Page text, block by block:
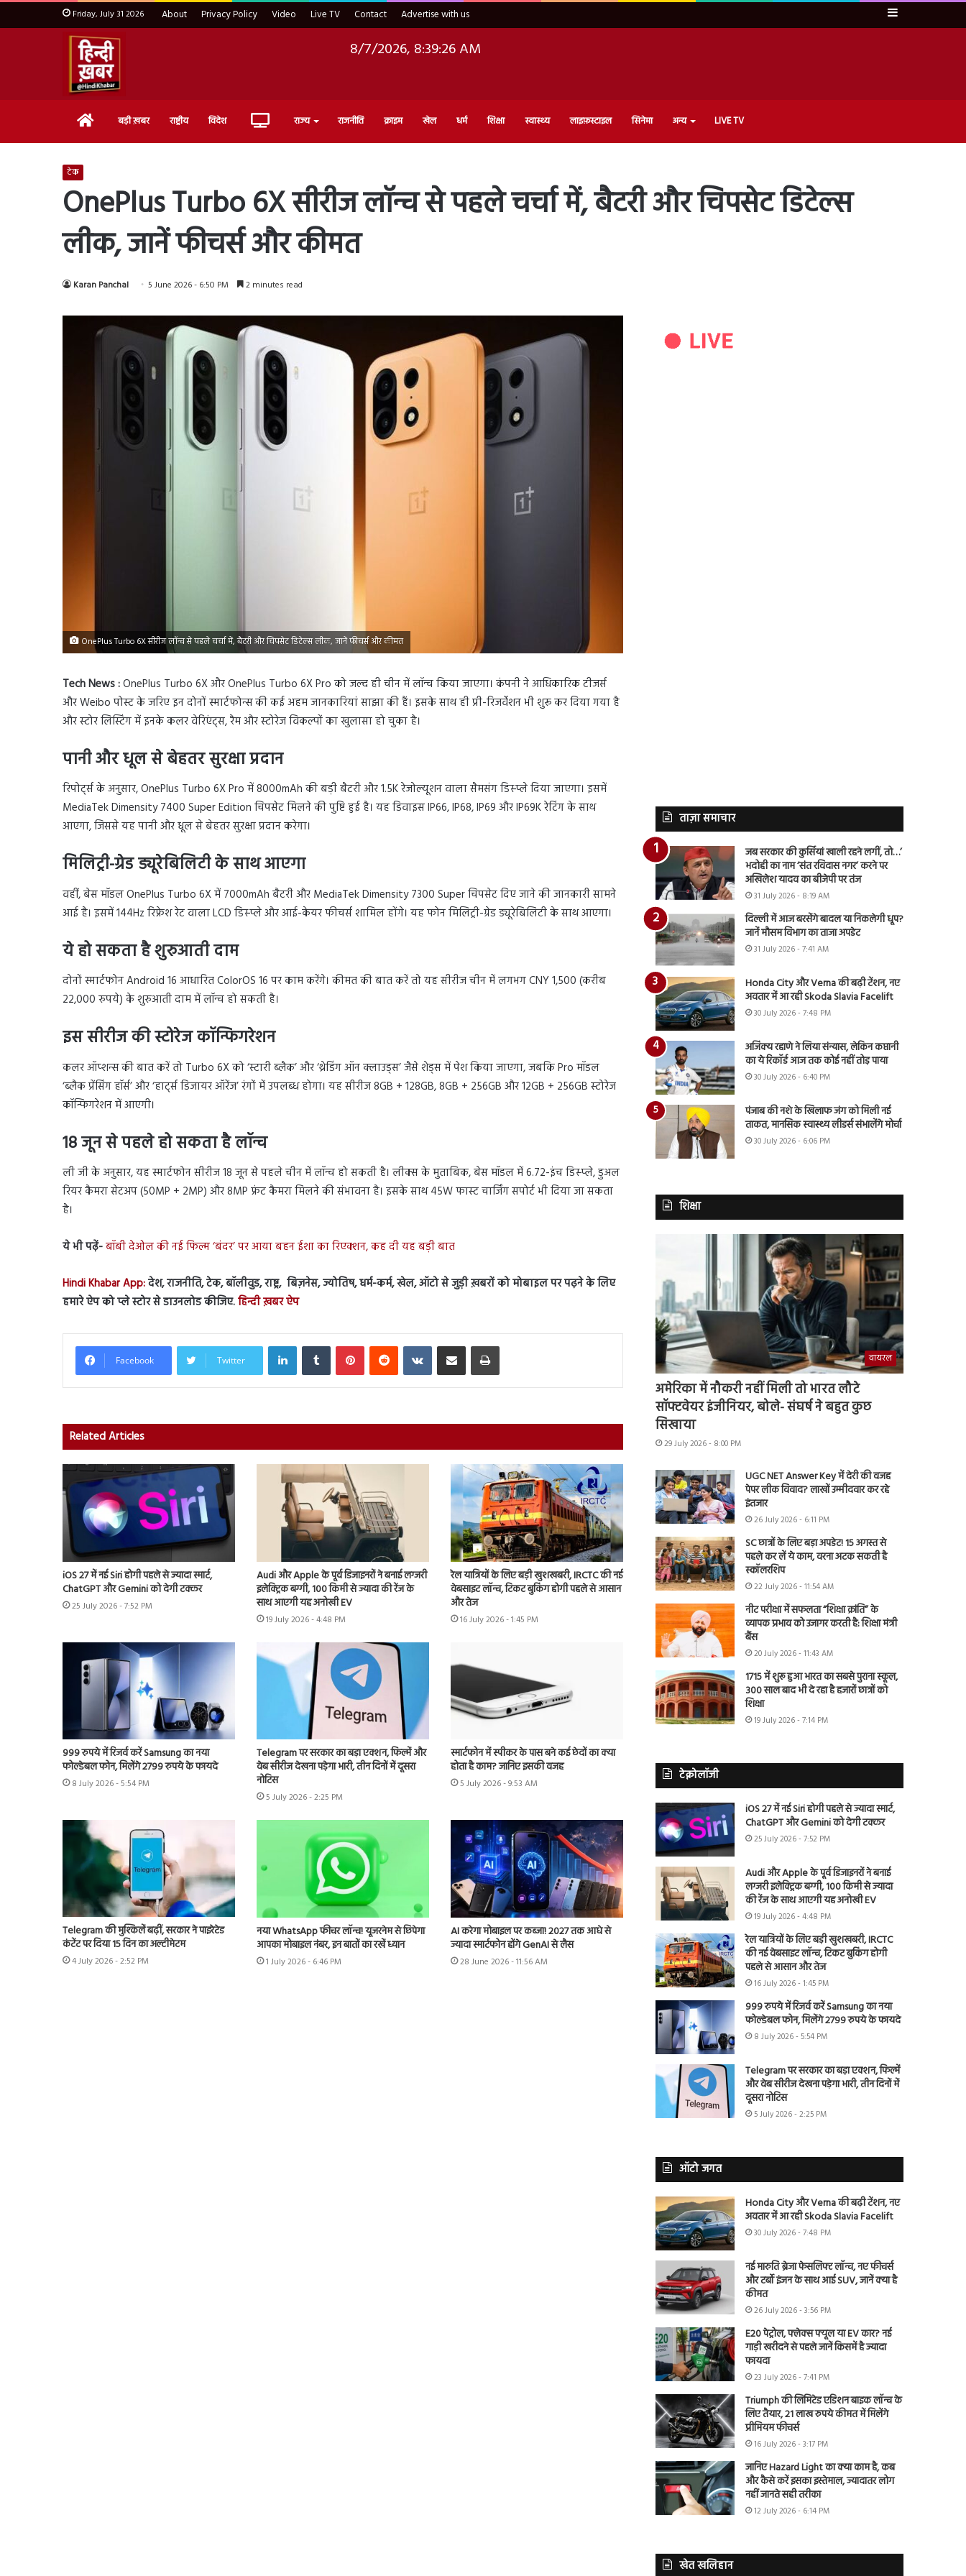
Friday, July 31 2026 About Privacy Policy Video Live TV Contact Advertise with us Sidebar
8/7/2026, 8:39:28 AM
Home बड़ी ख़बर राष्ट्रीय विदेश Live राज्य राजनीति क्राइम खेल धर्म शिक्षा स्वास्थ्य लाइफ़स्टाइल सिनेमा अन्य LIVE TV
टेक
OnePlus Turbo 6X सीरीज लॉन्च से पहले चर्चा में, बैटरी और चिपसेट डिटेल्स
लीक, जानें फीचर्स और कीमत
Karan Panchal 5 June 2026 - 6:50 PM 2 minutes read
OnePlus Turbo 6X सीरीज लॉन्च से पहले चर्चा में, बैटरी और चिपसेट डिटेल्स लीक, जानें फीचर्स और कीमत
Tech News :OnePlus Turbo 6X और OnePlus Turbo 6X Pro को जल्द ही चीन में लॉन्च किया जाएगा। कंपनी ने आधिकारिक टीजर्स
और Weibo पोस्ट के जरिए इन दोनों स्मार्टफोन्स की कई अहम जानकारियां साझा की हैं। इसके साथ ही प्री-रिजर्वेशन भी शुरू कर दिया गया है
और स्टोर लिस्टिंग में इनके कलर वेरिएंट्स, रैम और स्टोरेज विकल्पों का खुलासा हो चुका है।
पानी और धूल से बेहतर सुरक्षा प्रदान
रिपोर्ट्स के अनुसार, OnePlus Turbo 6X Pro में 8000mAh की बड़ी बैटरी और 1.5K रेजोल्यूशन वाला सैमसंग डिस्प्ले दिया जाएगा। इसमें
MediaTek Dimensity 7400 Super Edition चिपसेट मिलने की पुष्टि हुई है। यह डिवाइस IP66, IP68, IP69 और IP69K रेटिंग के साथ
आएगा, जिससे यह पानी और धूल से बेहतर सुरक्षा प्रदान करेगा।
मिलिट्री-ग्रेड ड्यूरेबिलिटी के साथ आएगा
वहीं, बेस मॉडल OnePlus Turbo 6X में 7000mAh बैटरी और MediaTek Dimensity 7300 Super चिपसेट दिए जाने की जानकारी सामने
आई है। इसमें 144Hz रिफ्रेश रेट वाला LCD डिस्प्ले और आई-केयर फीचर्स शामिल होंगे। यह फोन मिलिट्री-ग्रेड ड्यूरेबिलिटी के साथ आएगा।
ये हो सकता है शुरुआती दाम
दोनों स्मार्टफोन Android 16 आधारित ColorOS 16 पर काम करेंगे। कीमत की बात करें तो यह सीरीज चीन में लगभग CNY 1,500 (करीब
22,000 रुपये) के शुरुआती दाम में लॉन्च हो सकती है।
इस सीरीज की स्टोरेज कॉन्फिगरेशन
कलर ऑप्शन्स की बात करें तो Turbo 6X को ‘स्टारी ब्लैक’ और ‘थ्रेडिंग ऑन क्लाउड्स’ जैसे शेड्स में पेश किया जाएगा, जबकि Pro मॉडल
‘ब्लैक प्रेंसिंग हॉर्स’ और ‘हार्ट्स डिजायर ऑरेंज’ रंगों में उपलब्ध होगा। यह सीरीज 8GB + 128GB, 8GB + 256GB और 12GB + 256GB स्टोरेज
कॉन्फिगरेशन में आएगी।
18 जून से पहले हो सकता है लॉन्च
ली जी के अनुसार, यह स्मार्टफोन सीरीज 18 जून से पहले चीन में लॉन्च हो सकती है। लीक्स के मुताबिक, बेस मॉडल में 6.72-इंच डिस्प्ले, डुअल
रियर कैमरा सेटअप (50MP + 2MP) और 8MP फ्रंट कैमरा मिलने की संभावना है। इसके साथ 45W फास्ट चार्जिंग सपोर्ट भी दिया जा सकता
है।
ये भी पढ़ें-बॉबी देओल की नई फिल्म ‘बंदर’ पर आया बहन ईशा का रिएक्शन, कह दी यह बड़ी बात
Hindi Khabar App:देश, राजनीति, टेक, बॉलीवुड, राष्ट्र, बिज़नेस, ज्योतिष, धर्म-कर्म, खेल, ऑटो से जुड़ी ख़बरों को मोबाइल पर पढ़ने के लिए
हमारे ऐप को प्ले स्टोर से डाउनलोड कीजिए.हिन्दी ख़बर ऐप
Facebook Twitter
LinkedInTumblr PinterestReddit VKontakteShare via Email Print
Related Articles
iOS 27 में नई Siri होगी पहले से ज्यादा स्मार्ट,
ChatGPT और Gemini को देगी टक्कर
25 July 2026 - 7:52 PM
Audi और Apple के पूर्व डिजाइनरों ने बनाई लग्जरी
इलेक्ट्रिक बग्गी, 100 किमी से ज्यादा की रेंज के
साथ आएगी यह अनोखी EV
19 July 2026 - 4:48 PM
रेल यात्रियों के लिए बड़ी खुशखबरी, IRCTC की नई
वेबसाइट लॉन्च, टिकट बुकिंग होगी पहले से आसान
और तेज
16 July 2026 - 1:45 PM
999 रुपये में रिजर्व करें Samsung का नया
फोल्डेबल फोन, मिलेंगे 2799 रुपये के फायदे
8 July 2026 - 5:54 PM
Telegram पर सरकार का बड़ा एक्शन, फिल्में और
वेब सीरीज देखना पड़ेगा भारी, तीन दिनों में दूसरा
नोटिस
5 July 2026 - 2:25 PM
स्मार्टफोन में स्पीकर के पास बने कई छेदों का क्या
होता है काम? जानिए इसकी वजह
5 July 2026 - 9:53 AM
Telegram की मुश्किलें बढ़ीं, सरकार ने पाइरेटेड
कंटेंट पर दिया 15 दिन का अल्टीमेटम
4 July 2026 - 2:52 PM
नया WhatsApp फीचर लॉन्च! यूजरनेम से छिपेगा
आपका मोबाइल नंबर, इन बातों का रखें ध्यान
1 July 2026 - 6:46 PM
AI करेगा मोबाइल पर कब्जा! 2027 तक आधे से
ज्यादा स्मार्टफोन होंगे GenAI से लैस
28 June 2026 - 11:56 AM
ताज़ा समाचार
जब सरकार की कुर्सियां खाली रहने लगीं, तो…’
भदोही का नाम ‘संत रविदास नगर’ करने पर
अखिलेश यादव का बीजेपी पर तंज
31 July 2026 - 8:19 AM
दिल्ली में आज बरसेंगे बादल या निकलेगी धूप?
जानें मौसम विभाग का ताजा अपडेट
31 July 2026 - 7:41 AM
Honda City और Verna की बढ़ी टेंशन, नए
अवतार में आ रही Skoda Slavia Facelift
30 July 2026 - 7:48 PM
अजिंक्य रहाणे ने लिया संन्यास, लेकिन कप्तानी
का ये रिकॉर्ड आज तक कोई नहीं तोड़ पाया
30 July 2026 - 6:40 PM
पंजाब की नशे के खिलाफ जंग को मिली नई
ताकत, मानसिक स्वास्थ्य लीडर्स संभालेंगे मोर्चा
30 July 2026 - 6:06 PM
शिक्षा
वायरल
अमेरिका में नौकरी नहीं मिली तो भारत लौटे
सॉफ्टवेयर इंजीनियर, बोले- संघर्ष ने बहुत कुछ
सिखाया
29 July 2026 - 8:00 PM
UGC NET Answer Key में देरी की वजह
पेपर लीक विवाद? लाखों उम्मीदवार कर रहे
इंतजार
26 July 2026 - 6:11 PM
SC छात्रों के लिए बड़ा अपडेट! 15 अगस्त से
पहले कर लें ये काम, वरना अटक सकती है
स्कॉलरशिप
22 July 2026 - 11:54 AM
नीट परीक्षा में सफलता “शिक्षा क्रांति” के
व्यापक प्रभाव को उजागर करती है: शिक्षा मंत्री
बैंस
20 July 2026 - 11:43 AM
1715 में शुरू हुआ भारत का सबसे पुराना स्कूल,
300 साल बाद भी दे रहा है हजारों छात्रों को
शिक्षा
19 July 2026 - 7:14 PM
टेक्नोलॉजी
iOS 27 में नई Siri होगी पहले से ज्यादा स्मार्ट,
ChatGPT और Gemini को देगी टक्कर
25 July 2026 - 7:52 PM
Audi और Apple के पूर्व डिजाइनरों ने बनाई
लग्जरी इलेक्ट्रिक बग्गी, 100 किमी से ज्यादा
की रेंज के साथ आएगी यह अनोखी EV
19 July 2026 - 4:48 PM
रेल यात्रियों के लिए बड़ी खुशखबरी, IRCTC
की नई वेबसाइट लॉन्च, टिकट बुकिंग होगी
पहले से आसान और तेज
16 July 2026 - 1:45 PM
999 रुपये में रिजर्व करें Samsung का नया
फोल्डेबल फोन, मिलेंगे 2799 रुपये के फायदे
8 July 2026 - 5:54 PM
Telegram पर सरकार का बड़ा एक्शन, फिल्में
और वेब सीरीज देखना पड़ेगा भारी, तीन दिनों में
दूसरा नोटिस
5 July 2026 - 2:25 PM
ऑटो जगत
Honda City और Verna की बढ़ी टेंशन, नए
अवतार में आ रही Skoda Slavia Facelift
30 July 2026 - 7:48 PM
नई मारुति ब्रेजा फेसलिफ्ट लॉन्च, नए फीचर्स
और टर्बो इंजन के साथ आई SUV, जानें क्या है
कीमत
26 July 2026 - 3:56 PM
E20 पेट्रोल, फ्लेक्स फ्यूल या EV कार? नई
गाड़ी खरीदने से पहले जानें किसमें है ज्यादा
फायदा
23 July 2026 - 7:41 PM
Triumph की लिमिटेड एडिशन बाइक लॉन्च के
लिए तैयार, 21 लाख रुपये कीमत में मिलेंगे
प्रीमियम फीचर्स
16 July 2026 - 3:17 PM
जानिए Hazard Light का क्या काम है, कब
और कैसे करें इसका इस्तेमाल, ज्यादातर लोग
नहीं जानते सही तरीका
12 July 2026 - 6:14 PM
खेत खलिहान